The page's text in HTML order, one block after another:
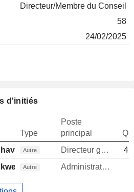
Directeur/Membre du Conseil
58
24/02/2025
d'initiés
Type
Poste
principal
Autre Directeur general
Autre Administrateur